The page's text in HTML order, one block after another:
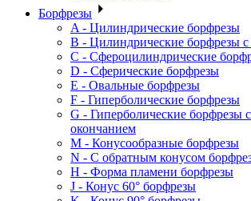
Борфрезы
A - Цилиндрические борфрезы
B - Цилиндрические борфрезы
C - Сфероцилиндрические
D - Сферические борфрезы
E - Овальные борфрезы
F - Гиперболические борфрезы
G - Гиперболические борфрезы
окончанием
M - Конусообразные борфрезы
N - С обратным конусом
H - Форма пламени борфрезы
J - Конус 60° борфрезы